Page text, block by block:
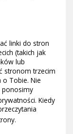
linki do stron
(takich jak
lub
stronom trzecim
o Tobie. Nie
ponosimy
. Kiedy